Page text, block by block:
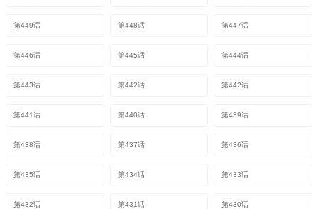
第449话 第448话 第447话
第446话 第445话 第444话
第443话 第442话 第442话
第441话 第440话 第439话
第438话 第437话 第436话
第435话 第434话 第433话
第432话 第431话 第430话